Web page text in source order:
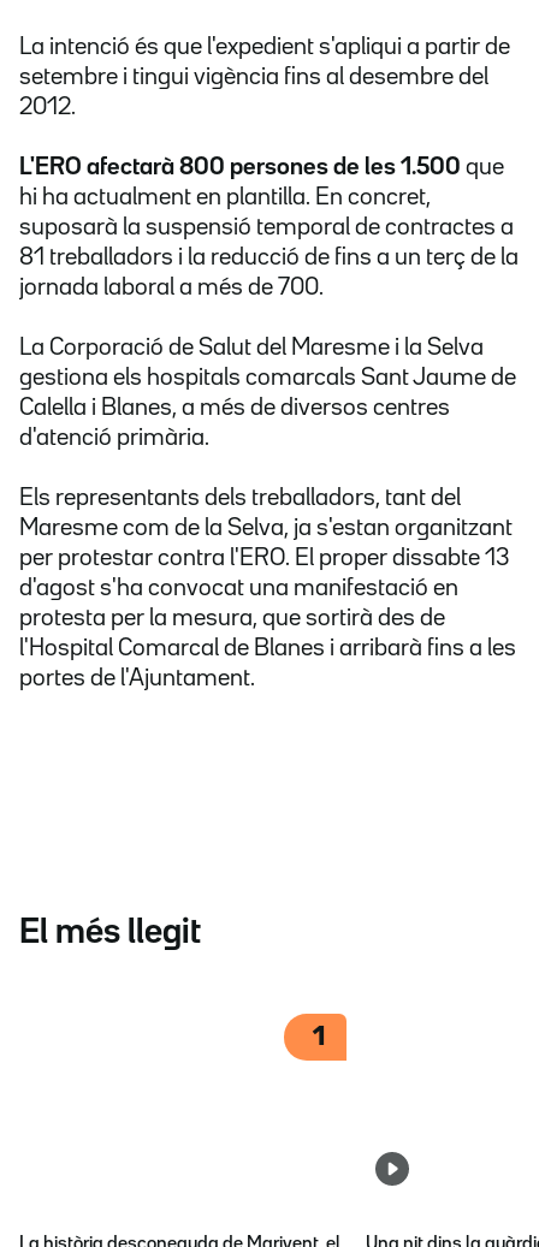
La intenció és que l'expedient s'apliqui a partir de
setembre i tingui vigència fins al desembre del
2012.
L'ERO afectarà 800 persones de les 1.500 que
hi ha actualment en plantilla. En concret,
suposarà la suspensió temporal de contractes a
81 treballadors i la reducció de fins a un terç de la
jornada laboral a més de 700.
La Corporació de Salut del Maresme i la Selva
gestiona els hospitals comarcals Sant Jaume de
Calella i Blanes, a més de diversos centres
d'atenció primària.
Els representants dels treballadors, tant del
Maresme com de la Selva, ja s'estan organitzant
per protestar contra l'ERO. El proper dissabte 13
d'agost s'ha convocat una manifestació en
protesta per la mesura, que sortirà des de
l'Hospital Comarcal de Blanes i arribarà fins a les
portes de l'Ajuntament.
El més llegit
1